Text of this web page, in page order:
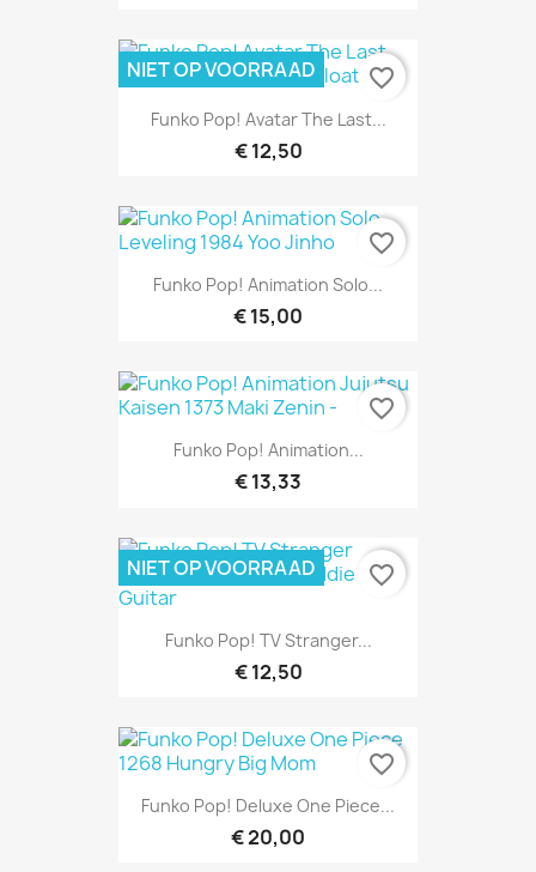
Funko Pop! Avatar The Last...
€ 12,50
NIET OP VOORRAAD favorite_border
Funko Pop! Animation Solo...
€ 15,00
favorite_border
Funko Pop! Animation...
€ 13,33
favorite_border
Funko Pop! TV Stranger...
€ 12,50
NIET OP VOORRAAD favorite_border
Funko Pop! Deluxe One Piece...
€ 20,00
favorite_border